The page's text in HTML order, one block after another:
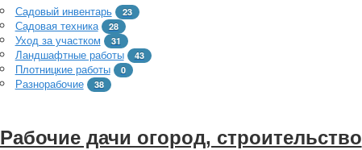
Садовый инвентарь 23
Садовая техника 28
Уход за участком 31
Ландшафтные работы 43
Плотницкие работы 0
Разнорабочие 38
Рабочие дачи огород, строительство